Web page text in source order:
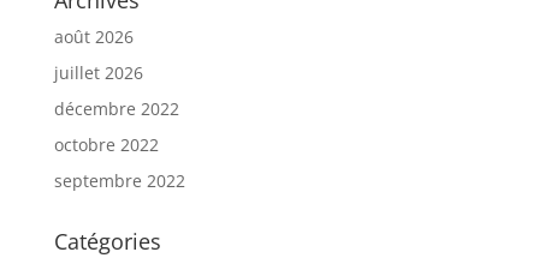
août 2026
juillet 2026
décembre 2022
octobre 2022
septembre 2022
Catégories